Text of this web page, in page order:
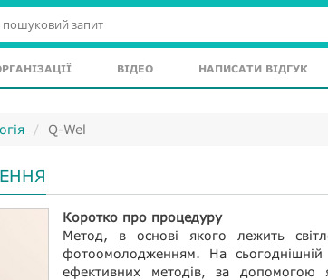
ВІДЕО НАПИСАТИ ВІДГУК
Q-Wel
Коротко про процедуру
Метод, в основі якого лежить
фотоомолодженням. На
ефективних методів, за допомогою